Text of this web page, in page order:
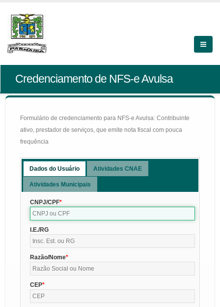
Credenciamento de NFS-e Avulsa
Formulário de credenciamento para NFS-e Avulsa: Contribuinte
ativo, prestador de serviços, que emite nota fiscal com pouca
frequência
Dados do Usuário Atividades CNAE
Atividades Municipais
CNPJ/CPF
I.E./RG
Razão/Nome
CEP